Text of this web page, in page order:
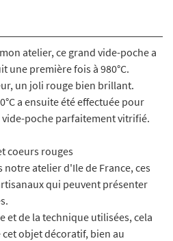
atelier, ce grand vide-poche a
une première fois à 980°C.
un joli rouge bien brillant.
a ensuite été effectuée pour
poche parfaitement vitrifié.
coeurs rouges
atelier d'Ile de France, ces
qui peuvent présenter
et de la technique utilisées, cela
objet décoratif, bien au